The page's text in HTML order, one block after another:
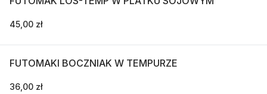
45,00 zł
FUTOMAKI BOCZNIAK W TEMPURZE
36,00 zł